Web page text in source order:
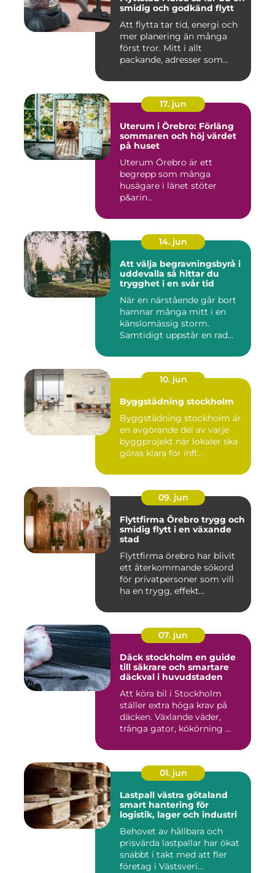
smidig och godkänd flytt
Att flytta tar tid, energi och
mer planering än många
först tror. Mitt i allt
packande, adresser som...
17. jun
Uterum i Örebro: Förläng
sommaren och höj värdet
på huset
Uterum Örebro är ett
begrepp som många
husägare i länet stöter
p&arin...
14. jun
Att välja begravningsbyrå i
uddevalla så hittar du
trygghet i en svår tid
När en närstående går bort
hamnar många mitt i en
känslomässig storm.
Samtidigt uppstår en rad
10. jun
Byggstädning stockholm
Byggstädning stockholm är
en avgörande del av varje
byggprojekt när lokaler ska
göras klara för infl...
09. jun
Flyttfirma Örebro trygg och
smidig flytt i en växande
stad
Flyttfirma örebro har blivit
ett återkommande sökord
för privatpersoner som vill
ha en trygg, effekt...
07. jun
Däck stockholm en guide
till säkrare och smartare
däckval i huvudstaden
Att köra bil i Stockholm
ställer extra höga krav på
däcken. Växlande väder,
trånga gator, kökörning ...
01. jun
Lastpall västra götaland
smart hantering för
logistik, lager och industri
Behovet av hållbara och
prisvärda lastpallar har ökat
snabbt i takt med att fler
företag i Västsveri...